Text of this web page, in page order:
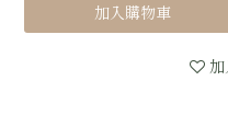
加入購物車